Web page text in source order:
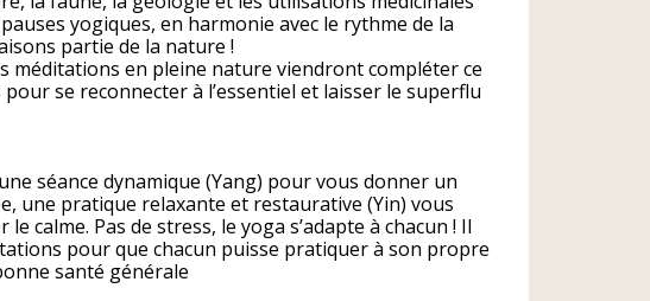
yogiques, en harmonie avec le rythme de la
partie de la nature !
méditations en pleine nature viendront compléter ce
se reconnecter à l’essentiel et laisser le superflu
séance dynamique (Yang) pour vous donner un
une pratique relaxante et restaurative (Yin) vous
calme. Pas de stress, le yoga s’adapte à chacun ! Il
pour que chacun puisse pratiquer à son propre
santé générale